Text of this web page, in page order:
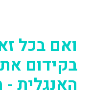
ואם בכל
בקידום
האנגלית